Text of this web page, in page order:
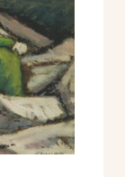
Scuole.